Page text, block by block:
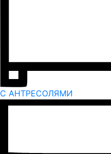
С АНТРЕСОЛЯМИ